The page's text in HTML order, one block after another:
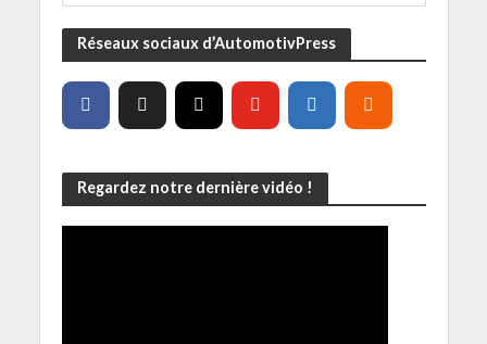
Réseaux sociaux d’AutomotivPress
Regardez notre dernière vidéo !